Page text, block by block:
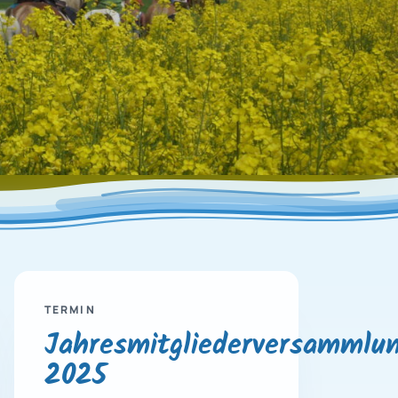
TERMIN
2025